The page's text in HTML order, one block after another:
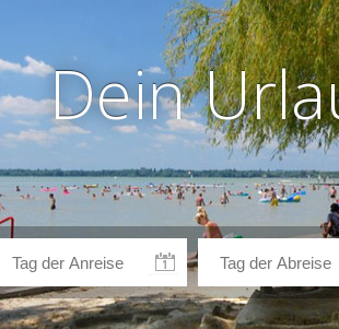
Dein